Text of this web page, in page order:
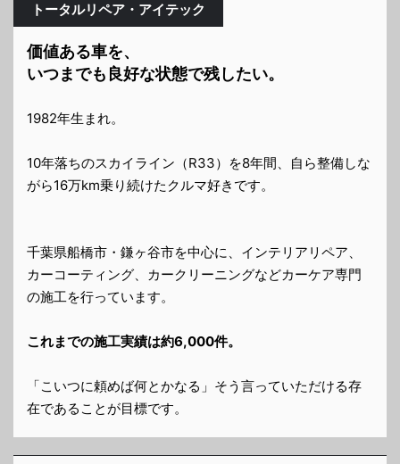
トータルリペア・アイテック
価値ある車を、
いつまでも良好な状態で残したい。
1982年生まれ。
10年落ちのスカイライン（R33）を8年間、自ら整備しな
がら16万km乗り続けたクルマ好きです。
千葉県船橋市・鎌ヶ谷市を中心に、インテリアリペア、
カーコーティング、カークリーニングなどカーケア専門
の施工を行っています。
これまでの施工実績は約6,000件。
「こいつに頼めば何とかなる」そう言っていただける存
在であることが目標です。